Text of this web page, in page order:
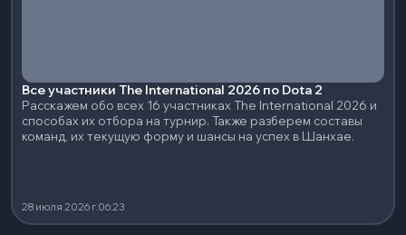
Все участники The International 2026 по Dota 2
Расскажем обо всех 16 участниках The International 2026 и
способах их отбора на турнир. Также разберем составы
команд, их текущую форму и шансы на успех в Шанхае.
28 июля 2026 г.06:23